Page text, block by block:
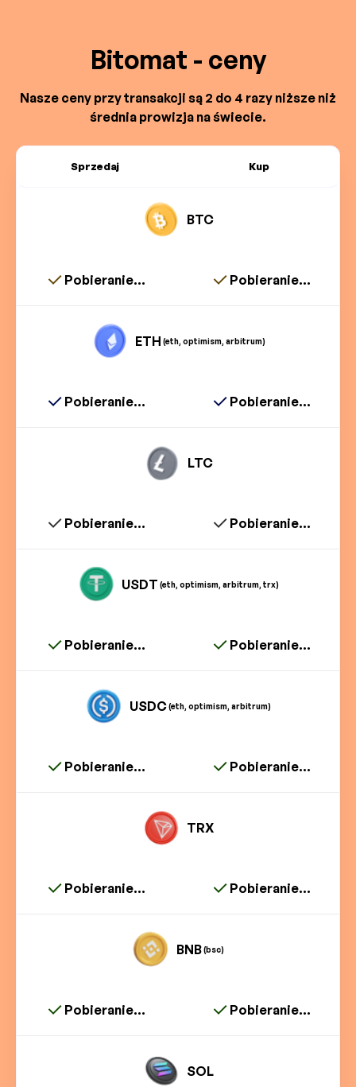
Bitomat - ceny
Nasze ceny przy transakcji są 2 do 4 razy niższe niż
średnia prowizja na świecie.
Sprzedaj Kup
BTC
Pobieranie... Pobieranie...
ETH (eth, optimism, arbitrum)
Pobieranie... Pobieranie...
LTC
Pobieranie... Pobieranie...
USDT (eth, optimism, arbitrum, trx)
Pobieranie... Pobieranie...
USDC(eth, optimism, arbitrum)
Pobieranie... Pobieranie...
TRX
Pobieranie... Pobieranie...
BNB(bsc)
Pobieranie... Pobieranie...
SOL